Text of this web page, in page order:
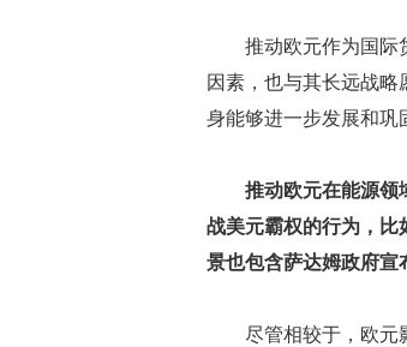
推动欧元作为国际货
因素，也与其长远战
身能够进一步发展和巩
推动欧元在能源领
战美元霸权的行为，比
景也包含萨达姆政府宣
尽管相较于，欧元影